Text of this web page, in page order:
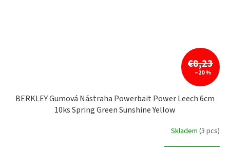
€8,23
–20 %
BERKLEY Gumová Nástraha Powerbait Power Leech 6cm
10ks Spring Green Sunshine Yellow
Skladem (3 pcs)